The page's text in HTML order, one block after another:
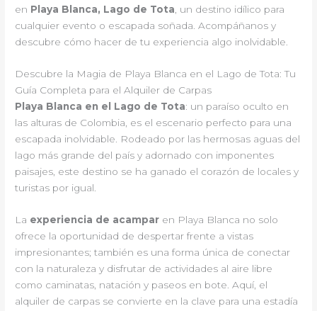
en Playa Blanca, Lago de Tota, un destino idílico para
cualquier evento o escapada soñada. Acompáñanos y
descubre cómo hacer de tu experiencia algo inolvidable.
Descubre la Magia de Playa Blanca en el Lago de Tota: Tu
Guía Completa para el Alquiler de Carpas
Playa Blanca en el Lago de Tota: un paraíso oculto en
las alturas de Colombia, es el escenario perfecto para una
escapada inolvidable. Rodeado por las hermosas aguas del
lago más grande del país y adornado con imponentes
paisajes, este destino se ha ganado el corazón de locales y
turistas por igual.
La experiencia de acampar en Playa Blanca no solo
ofrece la oportunidad de despertar frente a vistas
impresionantes; también es una forma única de conectar
con la naturaleza y disfrutar de actividades al aire libre
como caminatas, natación y paseos en bote. Aquí, el
alquiler de carpas se convierte en la clave para una estadía